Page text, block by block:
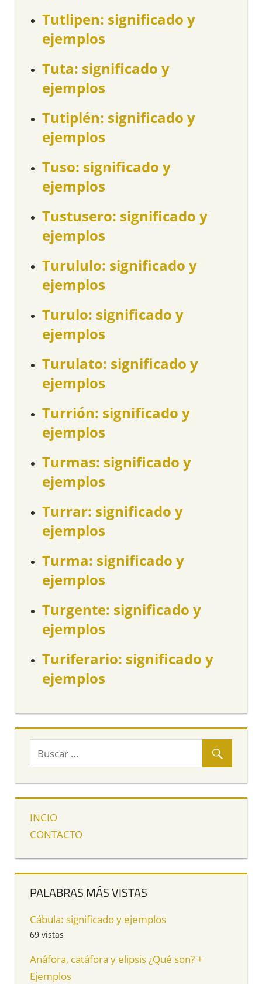
Tutlipen: significado y
ejemplos
Tuta: significado y
ejemplos
Tutiplén: significado y
ejemplos
Tuso: significado y
ejemplos
Tustusero: significado y
ejemplos
Turululo: significado y
ejemplos
Turulo: significado y
ejemplos
Turulato: significado y
ejemplos
Turrión: significado y
ejemplos
Turmas: significado y
ejemplos
Turrar: significado y
ejemplos
Turma: significado y
ejemplos
Turgente: significado y
ejemplos
Turiferario: significado y
ejemplos
INCIO
CONTACTO
PALABRAS MÁS VISTAS
Cábula: significado y ejemplos
69 vistas
Anáfora, catáfora y elipsis ¿Qué son? +
Ejemplos